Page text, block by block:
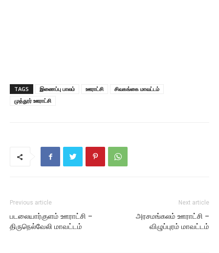
TAGS இணைப்பு பாலம் ஊராட்சி
சிவகங்கை மாவட்டம்
முத்தூர் ஊராட்சி
Previous article
படலையார்குளம் ஊராட்சி –
திருநெல்வேலி மாவட்டம்
Next article
அரசமங்கலம் ஊராட்சி –
விழுப்புரம் மாவட்டம்